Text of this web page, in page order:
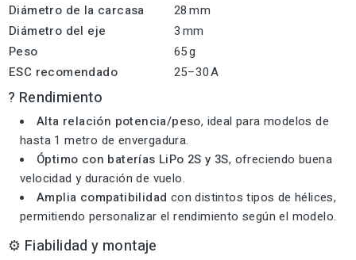
Diámetro de la carcasa
28 mm
Diámetro del eje
3 mm
Peso
65 g
ESC recomendado
25–30 A
? Rendimiento
Alta relación potencia/peso, ideal para modelos de
hasta 1 metro de envergadura.
Óptimo con baterías LiPo 2S y 3S, ofreciendo buena
velocidad y duración de vuelo.
Amplia compatibilidad con distintos tipos de hélices,
permitiendo personalizar el rendimiento según el modelo.
⚙️ Fiabilidad y montaje